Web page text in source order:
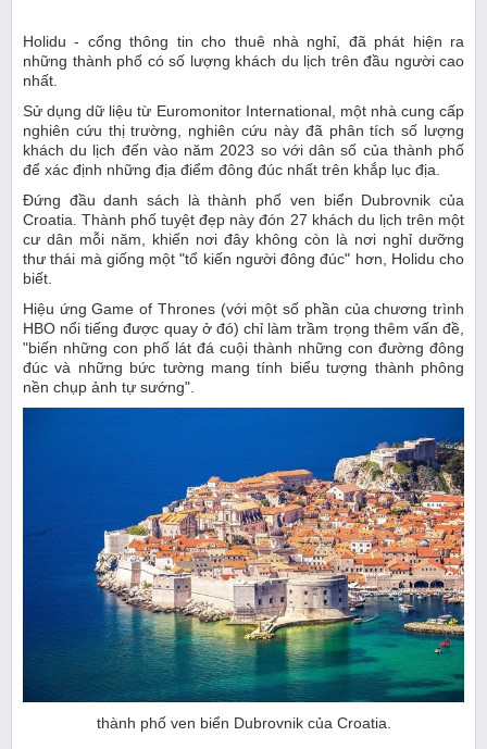
Holidu - cổng thông tin cho thuê nhà nghỉ, đã phát hiện ra
những thành phố có số lượng khách du lịch trên đầu người cao
nhất.
Sử dụng dữ liệu từ Euromonitor International, một nhà cung cấp
nghiên cứu thị trường, nghiên cứu này đã phân tích số lượng
khách du lịch đến vào năm 2023 so với dân số của thành phố
để xác định những địa điểm đông đúc nhất trên khắp lục địa.
Đứng đầu danh sách là thành phố ven biển Dubrovnik của
Croatia. Thành phố tuyệt đẹp này đón 27 khách du lịch trên một
cư dân mỗi năm, khiến nơi đây không còn là nơi nghỉ dưỡng
thư thái mà giống một "tổ kiến ​​người đông đúc" hơn, Holidu cho
biết.
Hiệu ứng Game of Thrones (với một số phần của chương trình
HBO nổi tiếng được quay ở đó) chỉ làm trầm trọng thêm vấn đề,
"biến những con phố lát đá cuội thành những con đường đông
đúc và những bức tường mang tính biểu tượng thành phông
nền chụp ảnh tự sướng".
thành phố ven biển Dubrovnik của Croatia.